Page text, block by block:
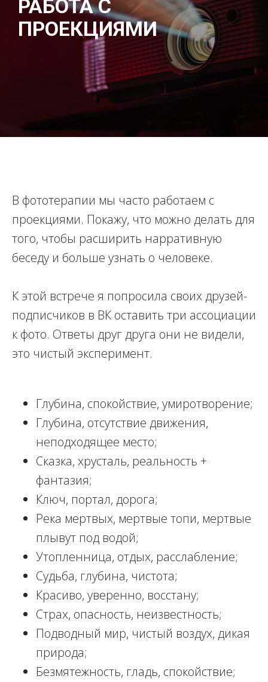
РАБОТА С
ПРОЕКЦИЯМИ
В фототерапии мы часто работаем с
проекциями. Покажу, что можно делать для
того, чтобы расширить нарративную
беседу и больше узнать о человеке.
К этой встрече я попросила своих друзей-
подписчиков в ВК оставить три ассоциации
к фото. Ответы друг друга они не видели,
это чистый эксперимент.
Глубина, спокойствие, умиротворение;
Глубина, отсутствие движения,
неподходящее место;
Сказка, хрусталь, реальность +
фантазия;
Ключ, портал, дорога;
Река мертвых, мертвые топи, мертвые
плывут под водой;
Утопленница, отдых, расслабление;
Судьба, глубина, чистота;
Красиво, уверенно, восстану;
Страх, опасность, неизвестность;
Подводный мир, чистый воздух, дикая
природа;
Безмятежность, гладь, спокойствие;